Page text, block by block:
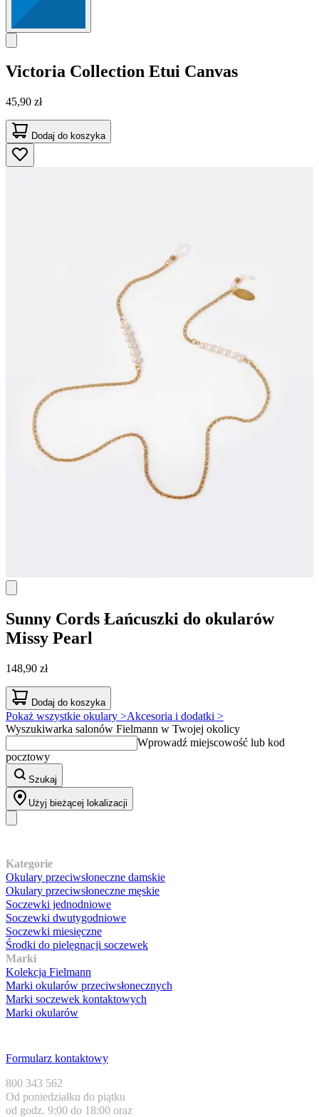
Victoria Collection Etui Canvas
45,90 zł
Dodaj do koszyka
Sunny Cords Łańcuszki do okularów
Missy Pearl
148,90 zł
Dodaj do koszyka
Pokaż wszystkie okulary >Akcesoria i dodatki >
Wyszukiwarka salonów Fielmann w Twojej okolicy
Wprowadź miejscowość lub kod
pocztowy
Szukaj
Użyj bieżącej lokalizacji
Kategorie
Okulary przeciwsłoneczne damskie
Okulary przeciwsłoneczne męskie
Soczewki jednodniowe
Soczewki dwutygodniowe
Soczewki miesięczne
Środki do pielęgnacji soczewek
Marki
Kolekcja Fielmann
Marki okularów przeciwsłonecznych
Marki soczewek kontaktowych
Marki okularów
Formularz kontaktowy
800 343 562
Od poniedziałku do piątku
od godz. 9:00 do 18:00 oraz